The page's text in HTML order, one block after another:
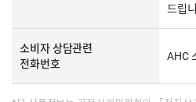
드립
소비자 상담관련
전화번호
AHC